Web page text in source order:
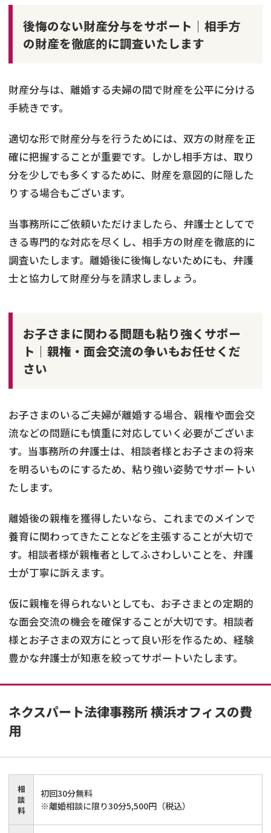
後悔のない財産分与をサポート｜相手方
の財産を徹底的に調査いたします
財産分与は、離婚する夫婦の間で財産を公平に分ける
手続きです。
適切な形で財産分与を行うためには、双方の財産を正
確に把握することが重要です。しかし相手方は、取り
分を少しでも多くするために、財産を意図的に隠した
りする場合もございます。
当事務所にご依頼いただけましたら、弁護士としてで
きる専門的な対応を尽くし、相手方の財産を徹底的に
調査いたします。離婚後に後悔しないためにも、弁護
士と協力して財産分与を請求しましょう。
お子さまに関わる問題も粘り強くサポー
ト｜親権・面会交流の争いもお任せくだ
さい
お子さまのいるご夫婦が離婚する場合、親権や面会交
流などの問題にも慎重に対応していく必要がございま
す。当事務所の弁護士は、相談者様とお子さまの将来
を明るいものにするため、粘り強い姿勢でサポートい
たします。
離婚後の親権を獲得したいなら、これまでのメインで
養育に関わってきたことなどを主張することが大切で
す。相談者様が親権者としてふさわしいことを、弁護
士が丁寧に訴えます。
仮に親権を得られないとしても、お子さまとの定期的
な面会交流の機会を確保することが大切です。相談者
様とお子さまの双方にとって良い形を作るため、経験
豊かな弁護士が知恵を絞ってサポートいたします。
ネクスパート法律事務所 横浜オフィスの費
用
相
談
料
初回30分無料
※離婚相談に限り30分5,500円（税込）